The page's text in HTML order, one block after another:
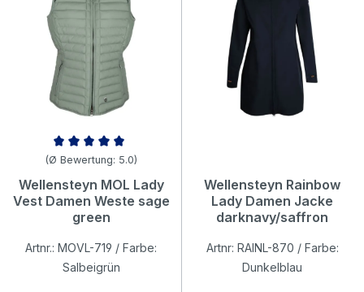
Durchschnittliche Bewertung von 5 von 5 Sternen
(Ø Bewertung: 5.0)
Wellensteyn MOL Lady
Vest Damen Weste sage
green
Artnr.: MOVL-719 / Farbe:
Salbeigrün
Wellensteyn Rainbow
Lady Damen Jacke
darknavy/saffron
Artnr: RAINL-870 / Farbe:
Dunkelblau